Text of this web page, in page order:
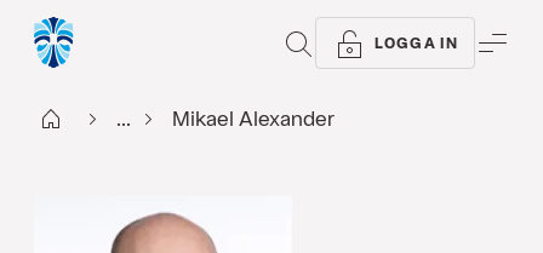
SÖK LOGGA IN
Start ... Mikael Alexander